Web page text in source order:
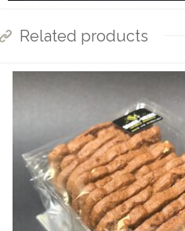
Related products